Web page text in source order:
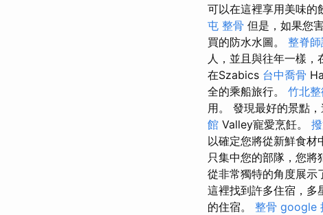
可以在這裡享用美味的
屯 整骨 但是，如果您
買的防水水圖。 整脊
人，並且與往年一樣，
在Szabics 台中喬骨
全的乘船旅行。 竹北
用。 發現最好的景點
館 Valley寵愛烹飪。
以確定您將從新鮮食材
只集中您的部隊，您將
從非常獨特的角度展示
這裡找到許多住宿，多
的住宿。 整骨 google